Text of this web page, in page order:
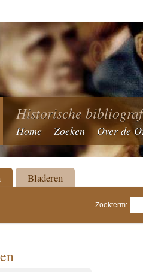
Historische
Home Zoeken Over de
Bladeren
Zoekterm: